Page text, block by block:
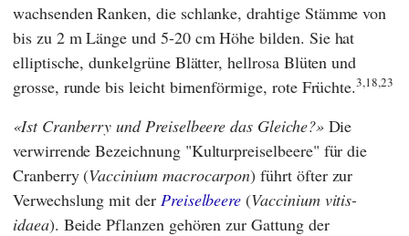
wachsenden Ranken, die schlanke, drahtige Stämme von
bis zu 2 m Länge und 5-20 cm Höhe bilden. Sie hat
elliptische, dunkelgrüne Blätter, hellrosa Blüten und
grosse, runde bis leicht birnenförmige, rote Früchte.3,18,23
Ist Cranberry und Preiselbeere das Gleiche? Die
verwirrende Bezeichnung "Kulturpreiselbeere" für die
Cranberry (Vaccinium macrocarpon) führt öfter zur
Verwechslung mit der Preiselbeere (Vaccinium vitis-
idaea). Beide Pflanzen gehören zur Gattung der